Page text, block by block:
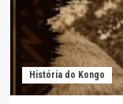
História do Kongo